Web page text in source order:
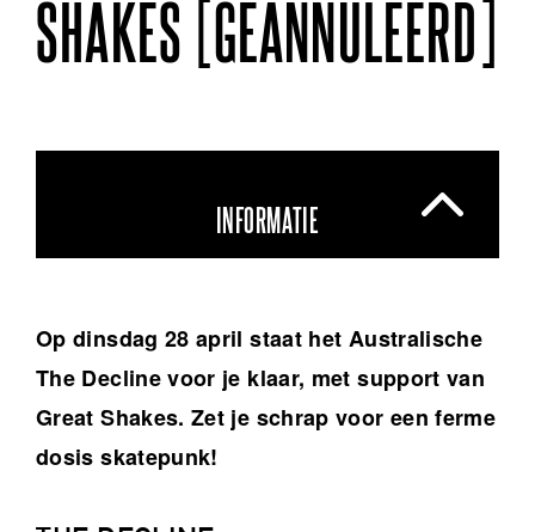
SHAKES [GEANNULEERD]
INFORMATIE
Op dinsdag 28 april staat het Australische
The Decline voor je klaar, met support van
Great Shakes. Zet je schrap voor een ferme
dosis skatepunk!